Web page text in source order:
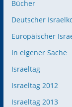
Bücher
Deutscher
Europäischer
In eigener Sache
Israeltag
Israeltag 2012
Israeltag 2013